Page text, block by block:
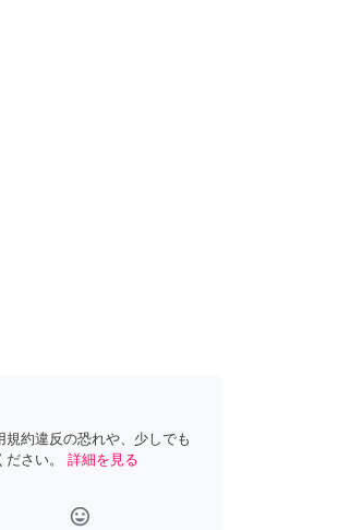
約違反の恐れや、少しでも
さい。
詳細を見る
tag_faces